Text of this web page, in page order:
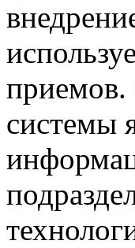
приемов.
системы